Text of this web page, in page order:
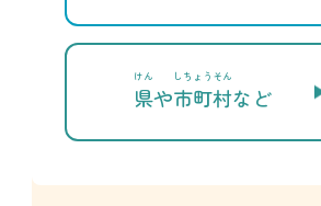
県
けん
や市町村
しちょうそん
など